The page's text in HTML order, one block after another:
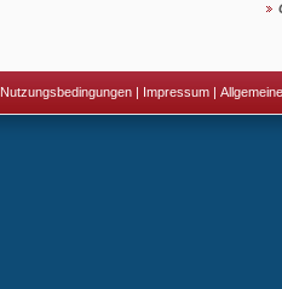
Nutzungsbedingungen| Impressum|